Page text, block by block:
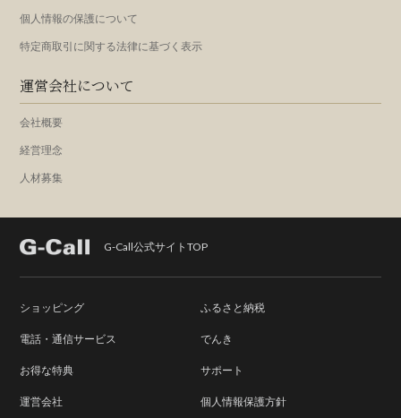
個人情報の保護について
特定商取引に関する法律に基づく表示
運営会社について
会社概要
経営理念
人材募集
G-Call公式サイトTOP
ショッピング ふるさと納税
電話・通信サービス でんき
お得な特典 サポート
運営会社 個人情報保護方針